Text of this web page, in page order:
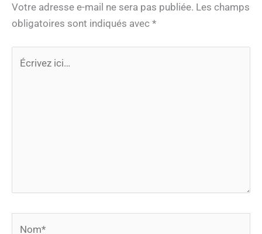
Votre adresse e-mail ne sera pas publiée. Les champs
obligatoires sont indiqués avec *
ici…